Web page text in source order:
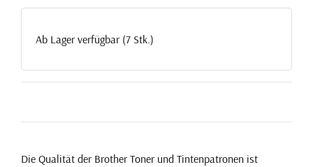
Ab Lager verfügbar (7 Stk.)
Die Qualität der Brother Toner und Tintenpatronen ist